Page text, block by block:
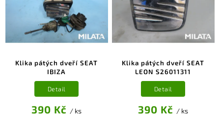
Klika pátých dveří SEAT
IBIZA
390 Kč / ks
Detail
Klika pátých dveří SEAT
LEON S26011311
390 Kč / ks
Detail